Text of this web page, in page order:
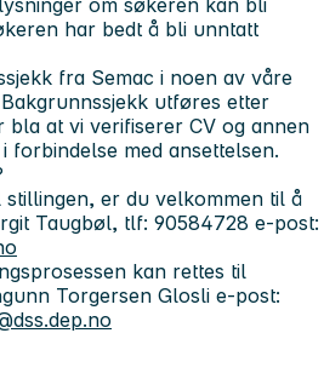
har bedt å bli unntatt
fra Semac i noen av våre
utføres etter
at vi verifiserer CV og annen
forbindelse med ansettelsen.
er du velkommen til å
Taugbøl, tlf: 90584728 e-post:
kan rettes til
Torgersen Glosli e-post: